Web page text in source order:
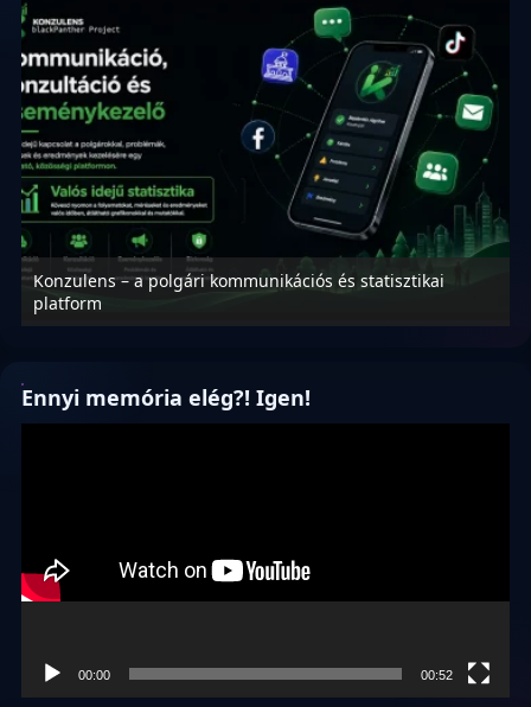
Konzulens – a polgári kommunikációs és statisztikai
platform
Ennyi memória elég?! Igen!
00:00 00:52